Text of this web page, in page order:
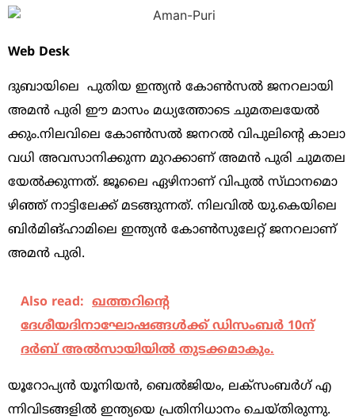
Web Desk
ദുബായിലെ ​ പു​തി​യ ഇ​ന്ത്യ​ൻ കോ​ൺ​സ​ൽ ജ​ന​റ​ലാ​യി
അ​മ​ൻ പു​രി ഈ ​മാ​സം മ​ധ്യ​ത്തോ​ടെ ചു​മ​ത​ല​യേ​ൽ​
ക്കും.നി​ല​വി​ലെ കോ​ൺ​സ​ൽ ജ​ന​റ​ൽ വി​പു​ലിന്‍റെ കാ​ലാ​
വ​ധി അ​വ​സാ​നി​ക്കു​ന്ന മു​റ​ക്കാ​ണ്​ അ​മ​ൻ പു​രി ചു​മ​ത​ല​
യേ​ൽ​ക്കു​ന്ന​ത്. ജൂ​ലൈ ഏ​ഴി​നാ​ണ്​ വി​പു​ൽ സ്​​ഥാ​ന​മൊ​
ഴി​ഞ്ഞ്​ നാ​ട്ടി​ലേ​ക്ക്​ മ​ട​ങ്ങു​ന്ന​ത്. നി​ല​വി​ൽ യു.​കെ​യി​ലെ
ബി​ർ​മി​ങ്​​ഹാ​മി​ലെ ഇ​ന്ത്യ​ൻ കോ​ൺ​സു​ലേ​റ്റ്​ ജ​ന​റ​ലാ​ണ്​
അ​മ​ൻ പു​രി.
Also read: ഖത്തറിന്റെ
ദേശീയദിനാഘോഷങ്ങൾക്ക് ഡിസംബർ 10ന്
ദർബ് അൽസായിയിൽ തുടക്കമാകും.
യൂ​റോ​പ്യ​ൻ യൂ​നി​യ​ൻ, ബെ​ൽ​ജി​യം, ല​ക്സം​ബ​ർ​ഗ്​ എ​
ന്നി​വി​ട​ങ്ങ​ളി​ൽ ഇ​ന്ത്യ​യെ പ്ര​തി​നി​ധാ​നം ചെ​യ്​​തി​രു​ന്നു.